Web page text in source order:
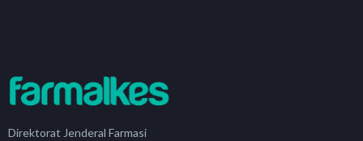
Direktorat Jenderal Farmasi